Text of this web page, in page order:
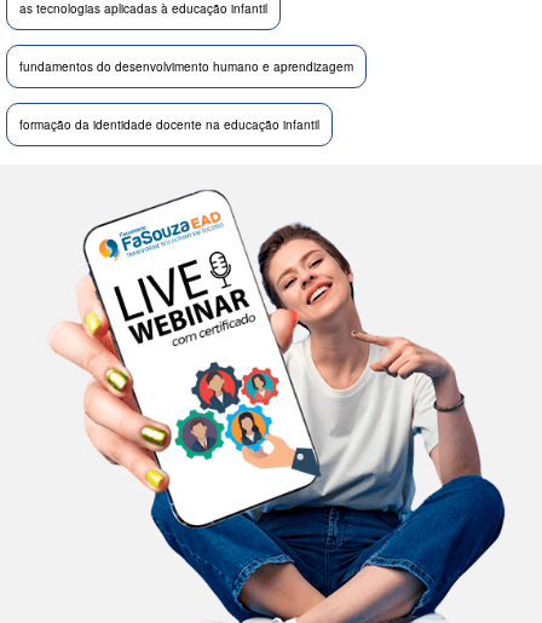
as tecnologias aplicadas à educação infantil
fundamentos do desenvolvimento humano e aprendizagem
formação da identidade docente na educação infantil